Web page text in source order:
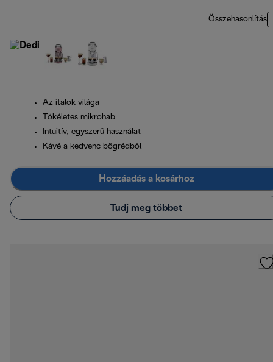
Összehasonlítás
Az italok világa
Tökéletes mikrohab
Intuitív, egyszerű használat
Kávé a kedvenc bögrédből
Hozzáadás a kosárhoz
Tudj meg többet